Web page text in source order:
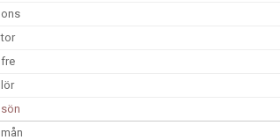
ons
tor
fre
lör
sön
mån